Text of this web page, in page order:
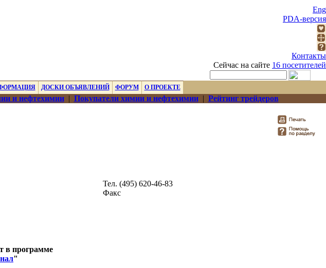
Eng
PDA-версия
Контакты
Сейчас на сайте 16 посетителей
ДОСКИ ОБЪЯВЛЕНИЙ ФОРУМ О ПРОЕКТЕ
и нефтехимии| Покупатели химии и нефтехимии| Рейтинг трейдеров
Тел. (495) 620-46-83
Факс
в программе
"